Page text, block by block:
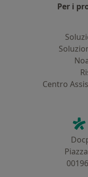
Per i
Centro